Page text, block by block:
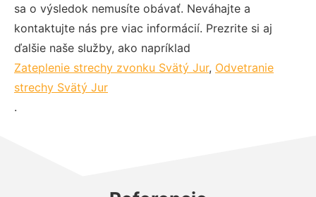
sa o výsledok nemusíte obávať. Neváhajte a
kontaktujte nás pre viac informácií. Prezrite si aj
ďalšie naše služby, ako napríklad
Zateplenie strechy zvonku Svätý Jur, Odvetranie
strechy Svätý Jur
.